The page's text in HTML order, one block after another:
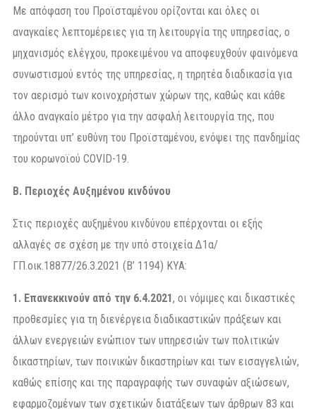
Με απόφαση του Προϊσταμένου ορίζονται και όλες οι
αναγκαίες λεπτομέρειες για τη λειτουργία της υπηρεσίας, ο
μηχανισμός ελέγχου, προκειμένου να αποφευχθούν φαινόμενα
συνωστισμού εντός της υπηρεσίας, η τηρητέα διαδικασία για
τον αερισμό των κοινοχρήστων χώρων της, καθώς και κάθε
άλλο αναγκαίο μέτρο για την ασφαλή λειτουργία της, που
τηρούνται υπ’ ευθύνη του Προϊσταμένου, ενόψει της πανδημίας
του κορωνοϊού COVID-19.
Β. Περιοχές Αυξημένου κινδύνου
Στις περιοχές αυξημένου κινδύνου επέρχονται οι εξής
αλλαγές σε σχέση με την υπό στοιχεία Δ1α/
ΓΠ.οικ.18877/26.3.2021 (Β’ 1194) ΚΥΑ:
1. Επανεκκινούν από την 6.4.2021, οι νόμιμες και δικαστικές
προθεσμίες για τη διενέργεια διαδικαστικών πράξεων και
άλλων ενεργειών ενώπιον των υπηρεσιών των πολιτικών
δικαστηρίων, των ποινικών δικαστηρίων και των εισαγγελιών,
καθώς επίσης και της παραγραφής των συναφών αξιώσεων,
εφαρμοζομένων των σχετικών διατάξεων των άρθρων 83 και